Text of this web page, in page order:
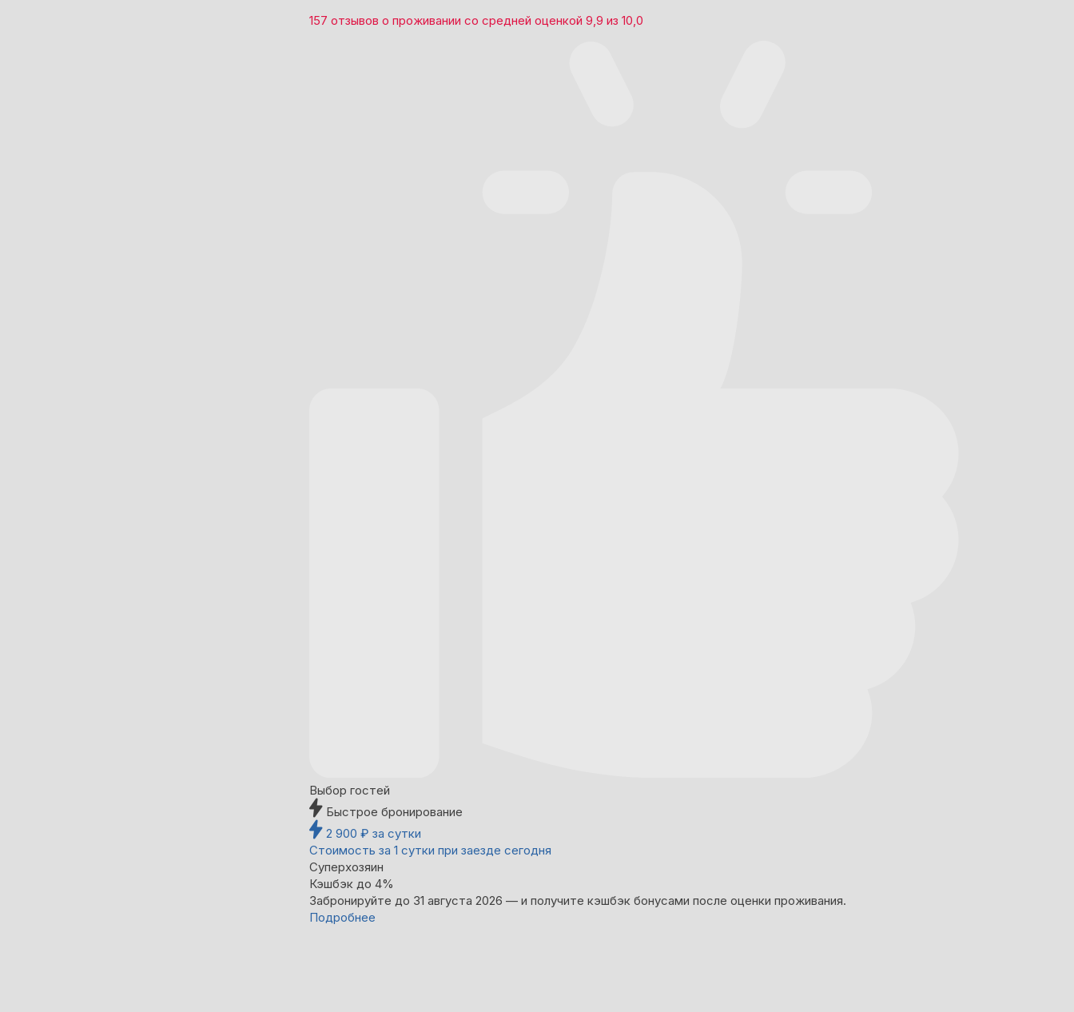
157 отзывов о проживании со средней оценкой 9,9 из 10,0
Выбор гостей
Быстрое бронирование
2 900 ₽ за сутки
Стоимость за 1 сутки при заезде сегодня
Суперхозяин
Кэшбэк до 4%
Забронируйте до 31 августа 2026 — и получите кэшбэк бонусами после оценки проживания.
Подробнее